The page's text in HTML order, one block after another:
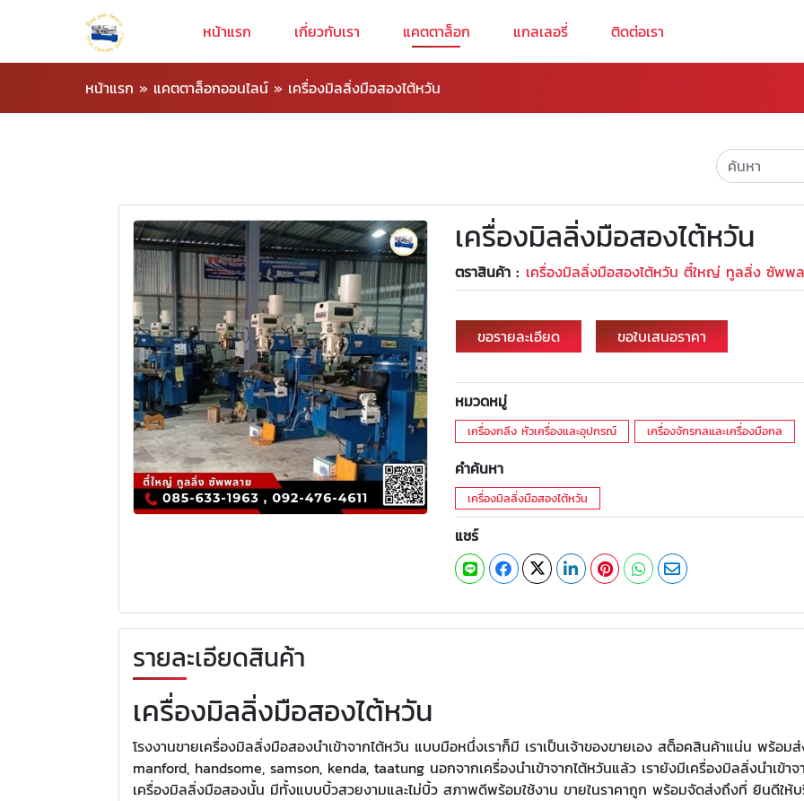
หน้าแรก เกี่ยวกับเรา แคตตาล็อก แกลเลอรี่ ติดต่อเรา
หน้าแรก » แคตตาล็อกออนไลน์ » เครื่องมิลลิ่งมือสองไต้หวัน
เครื่องมิลลิ่งมือสองไต้หวัน
ตราสินค้า : เครื่องมิลลิ่งมือสองไต้หวัน ตี๋ใหญ่ ทูลลิ่ง ซัพพ
ขอรายละเอียด ขอใบเสนอราคา
หมวดหมู่
เครื่องกลึง หัวเครื่องและอุปกรณ์ เครื่องจักรกลและเครื่องมือกล
คำค้นหา
เครื่องมิลลิ่งมือสองไต้หวัน
แชร์
รายละเอียดสินค้า
เครื่องมิลลิ่งมือสองไต้หวัน
โรงงานขายเครื่องมิลลิ่งมือสองนำเข้าจากไต้หวัน แบบมือหนึ่งเราก็มี เราเป็นเจ้าของขายเอง สต็อคสินค้าแน่น พร้อ
manford, handsome, samson, kenda, taatung นอกจากเครื่องนำเข้าจากไต้หวันแล้ว เรายังมีเครื่องมิลลิ่งนำเ
เครื่องมิลลิ่งมือสองนั้น มีทั้งแบบบิ้วสวยงามและไม่บิ้ว สภาพดีพร้อมใช้งาน ขายในราคาถูก พร้อมจัดส่งถึงที่ ยินดีให้บ